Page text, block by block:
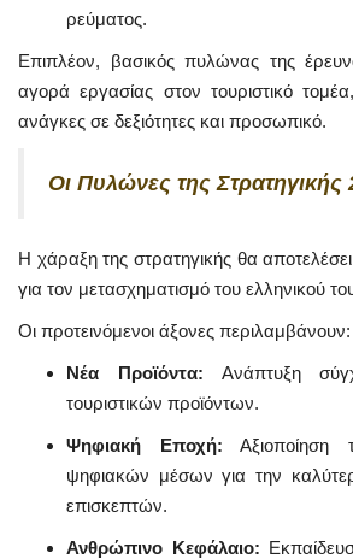
ρεύματος.
Επιπλέον, βασικός πυλώνας της
αγορά εργασίας στον τουριστικό
ανάγκες σε δεξιότητες και προσωπικό.
Οι Πυλώνες της Στρατηγικής
Η χάραξη της στρατηγικής θα
για τον μετασχηματισμό του ελληνικού
Οι προτεινόμενοι άξονες περιλαμβάνουν:
Νέα Προϊόντα: Ανάπτυξη
τουριστικών προϊόντων.
Ψηφιακή Εποχή:
ψηφιακών μέσων για την
επισκεπτών.
Ανθρώπινο Κεφάλαιο: